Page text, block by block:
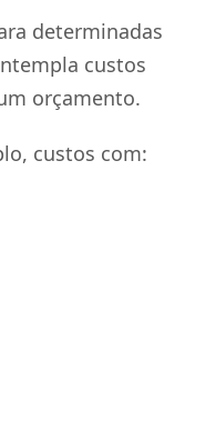
determinadas
custos
orçamento.
custos com: